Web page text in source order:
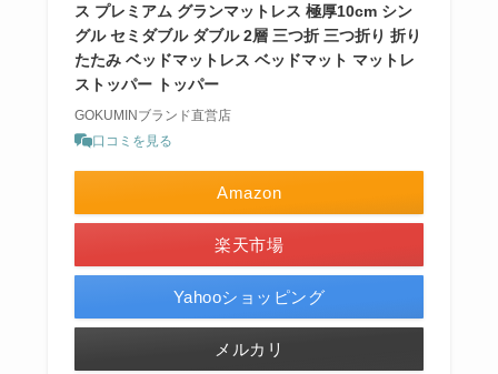
ス プレミアム グランマットレス 極厚10cm シン
グル セミダブル ダブル 2層 三つ折 三つ折り 折り
たたみ ベッドマットレス ベッドマット マットレ
ストッパー トッパー
GOKUMINブランド直営店
口コミを見る
Amazon
楽天市場
Yahooショッピング
メルカリ